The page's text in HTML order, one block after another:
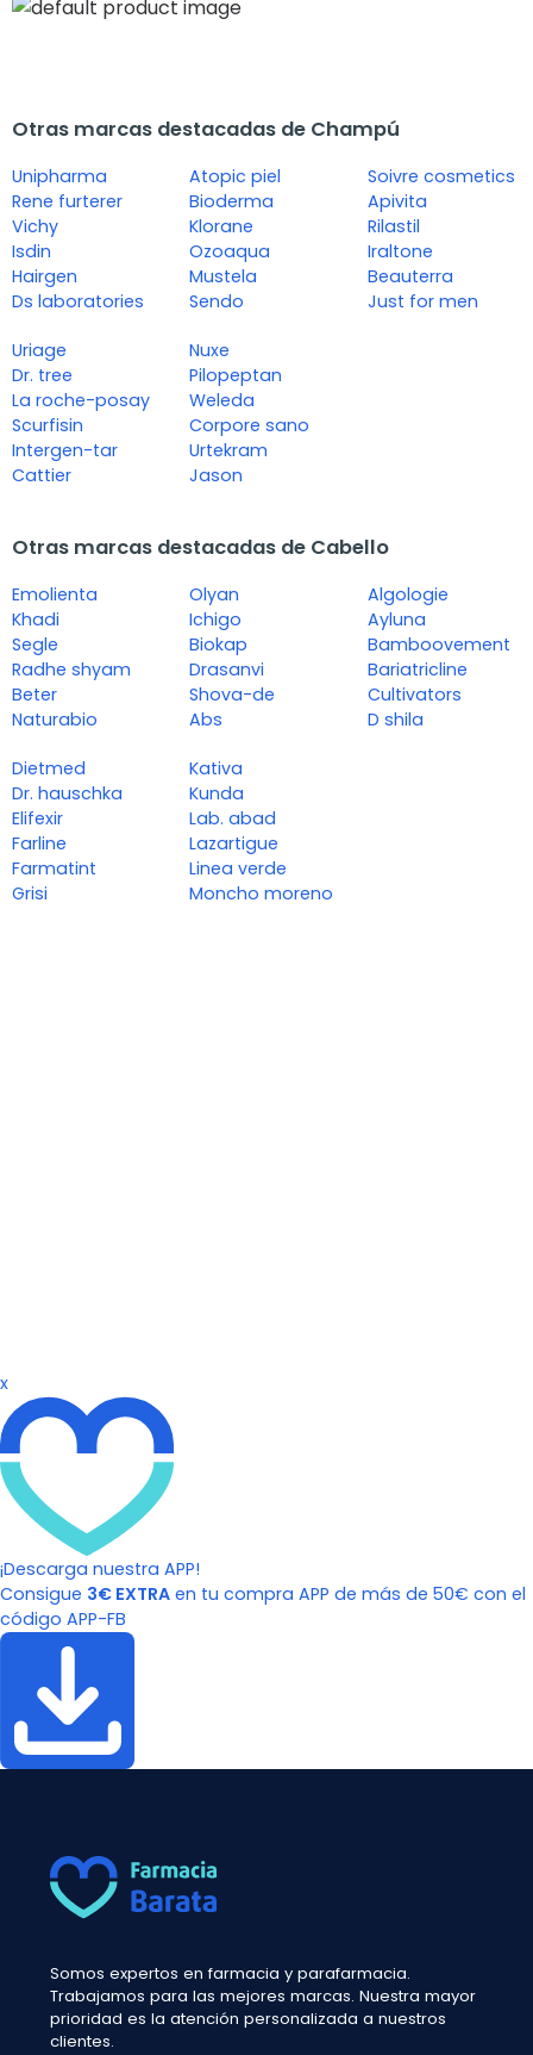
Otras marcas destacadas de Champú
Unipharma
Rene furterer
Vichy
Isdin
Hairgen
Ds laboratories
Atopic piel
Bioderma
Klorane
Ozoaqua
Mustela
Sendo
Soivre cosmetics
Apivita
Rilastil
Iraltone
Beauterra
Just for men
Uriage
Dr. tree
La roche-posay
Scurfisin
Intergen-tar
Cattier
Nuxe
Pilopeptan
Weleda
Corpore sano
Urtekram
Jason
Otras marcas destacadas de Cabello
Emolienta
Khadi
Segle
Radhe shyam
Beter
Naturabio
Olyan
Ichigo
Biokap
Drasanvi
Shova-de
Abs
Algologie
Ayluna
Bamboovement
Bariatricline
Cultivators
D shila
Dietmed
Dr. hauschka
Elifexir
Farline
Farmatint
Grisi
Kativa
Kunda
Lab. abad
Lazartigue
Linea verde
Moncho moreno
x
¡Descarga nuestra APP!
Consigue 3€ EXTRA en tu compra APP de más de 50€ con el
código APP-FB
Somos expertos en farmacia y parafarmacia.
Trabajamos para las mejores marcas. Nuestra mayor
prioridad es la atención personalizada a nuestros
clientes.